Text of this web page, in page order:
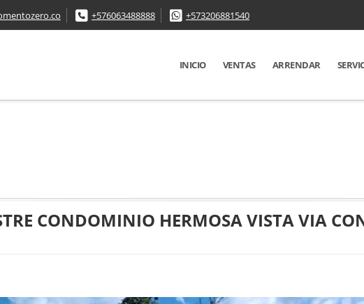
+576063488888 +573206881540
INICIO VENTAS ARRENDAR
CONDOMINIO HERMOSA VISTA VIA